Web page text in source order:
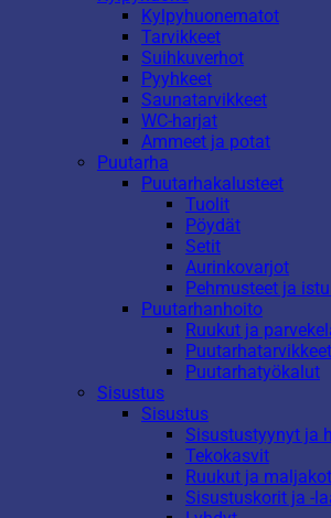
Kylpyhuonematot
Tarvikkeet
Suihkuverhot
Pyyhkeet
Saunatarvikkeet
WC-harjat
Ammeet ja potat
Puutarha
Puutarhakalusteet
Tuolit
Pöydät
Setit
Aurinkovarjot
Pehmusteet ja
Puutarhanhoito
Ruukut ja
Puutarhatarvikkeet
Puutarhatyökalut
Sisustus
Sisustus
Sisustustyynyt ja
Tekokasvit
Ruukut ja maljakot
Sisustuskorit ja -